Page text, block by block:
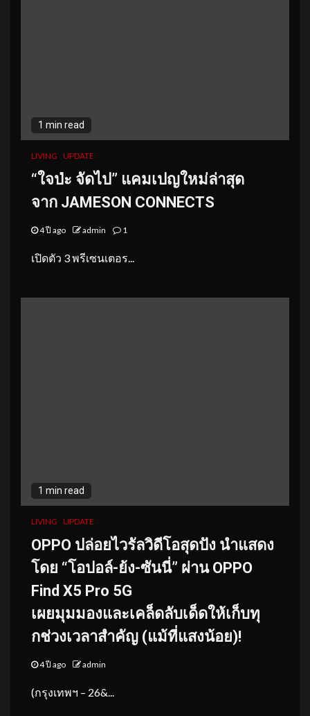
1 min read
LIVING UPDATE
“ใจป่ะ จัดไป” แคมเปญใหม่ล่าสุด
จาก JAMESON CONNECTS
4 ปี ago admin 1
เปิดตัว 3 พรีเซนเตอร...
1 min read
LIVING UPDATE
OPPO ปล่อยไวรัลวิดีโอสุดปัง นำแสดง
โดย “โอปอล์-ย้ง-ซันนี่” ผ่าน OPPO
Find X5 Pro 5G
เผยมุมมองและเคล็ดลับเด็ดให้เก็บทุ
กช่วงเวลาสำคัญ (แม้ที่แสงน้อย)!
4 ปี ago admin
(กรุงเทพฯ – 26&...